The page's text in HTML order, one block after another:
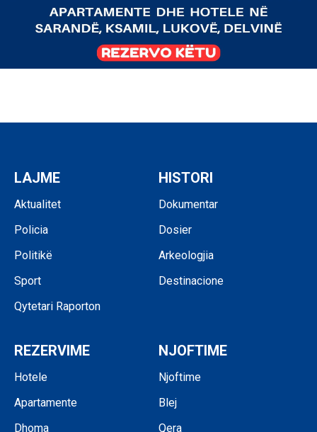
LAJME
Aktualitet
Policia
Politikë
Sport
Qytetari Raporton
HISTORI
Dokumentar
Dosier
Arkeologjia
Destinacione
REZERVIME
Hotele
Apartamente
Dhoma
NJOFTIME
Njoftime
Blej
Qera